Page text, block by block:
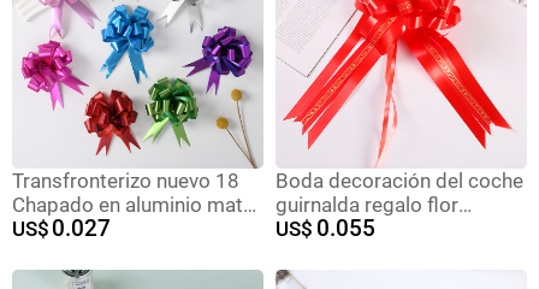
Transfronterizo nuevo 18
Chapado en aluminio mate
multi-Sección Garland
flor embalaje esférico
US$ 0.027
Boda decoración del coche
guirnalda regalo flor
embalaje material nuevo
guirnalda perezoso
US$ 0.055